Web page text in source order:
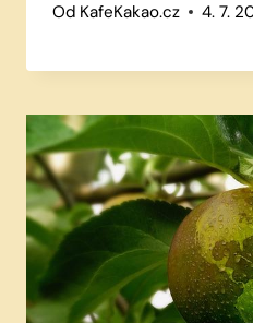
Od KafeKakao.cz 4. 7.